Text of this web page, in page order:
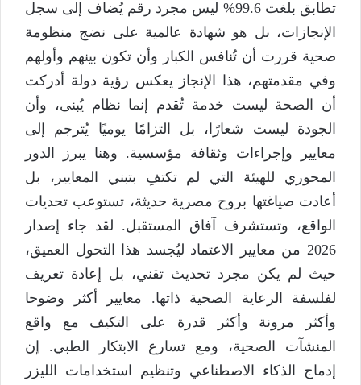
تطابق بلغت 99.6% ليس مجرد رقم يُضاف إلى سجل
الإنجازات، بل هو شهادة عالمية على نضج منظومة
صحية قررت أن تُنافس الكبار وأن تكون بينهم وأولهم
وفي مقدمتهم، هذا الإنجاز يعكس رؤية دولة أدركت
أن الصحة ليست خدمة تُقدم إنما نظام يُبنى، وأن
الجودة ليست شعارًا، بل التزامًا يوميًا يُترجم إلى
معايير وإجراءات وثقافة مؤسسية. وهنا يبرز الدور
المحوري للهيئة التي لم تكتفِ بتبني المعايير، بل
أعادت صياغتها بروح مصرية حديثة، تستوعب تحديات
الواقع، وتستشرف آفاق المستقبل. لقد جاء إصدار
2026 من معايير الاعتماد ليُجسد هذا التحول العميق،
حيث لم يكن مجرد تحديث تقني، بل إعادة تعريف
لفلسفة الرعاية الصحية ذاتها. معايير أكثر وضوحا
وأكثر مرونة وأكثر قدرة على التكيف مع واقع
المنشآت الصحية، ومع تسارع الابتكار الطبي. إن
إدماج الذكاء الاصطناعي وتنظيم استخدامات الليزر